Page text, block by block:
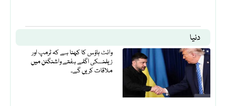
دنیا
وائٹ ہاؤس کا کہنا ہے کہ ٹرمپ اور
زیلنسکی اگلے ہفتے واشنگٹن میں
ملاقات کریں گے۔